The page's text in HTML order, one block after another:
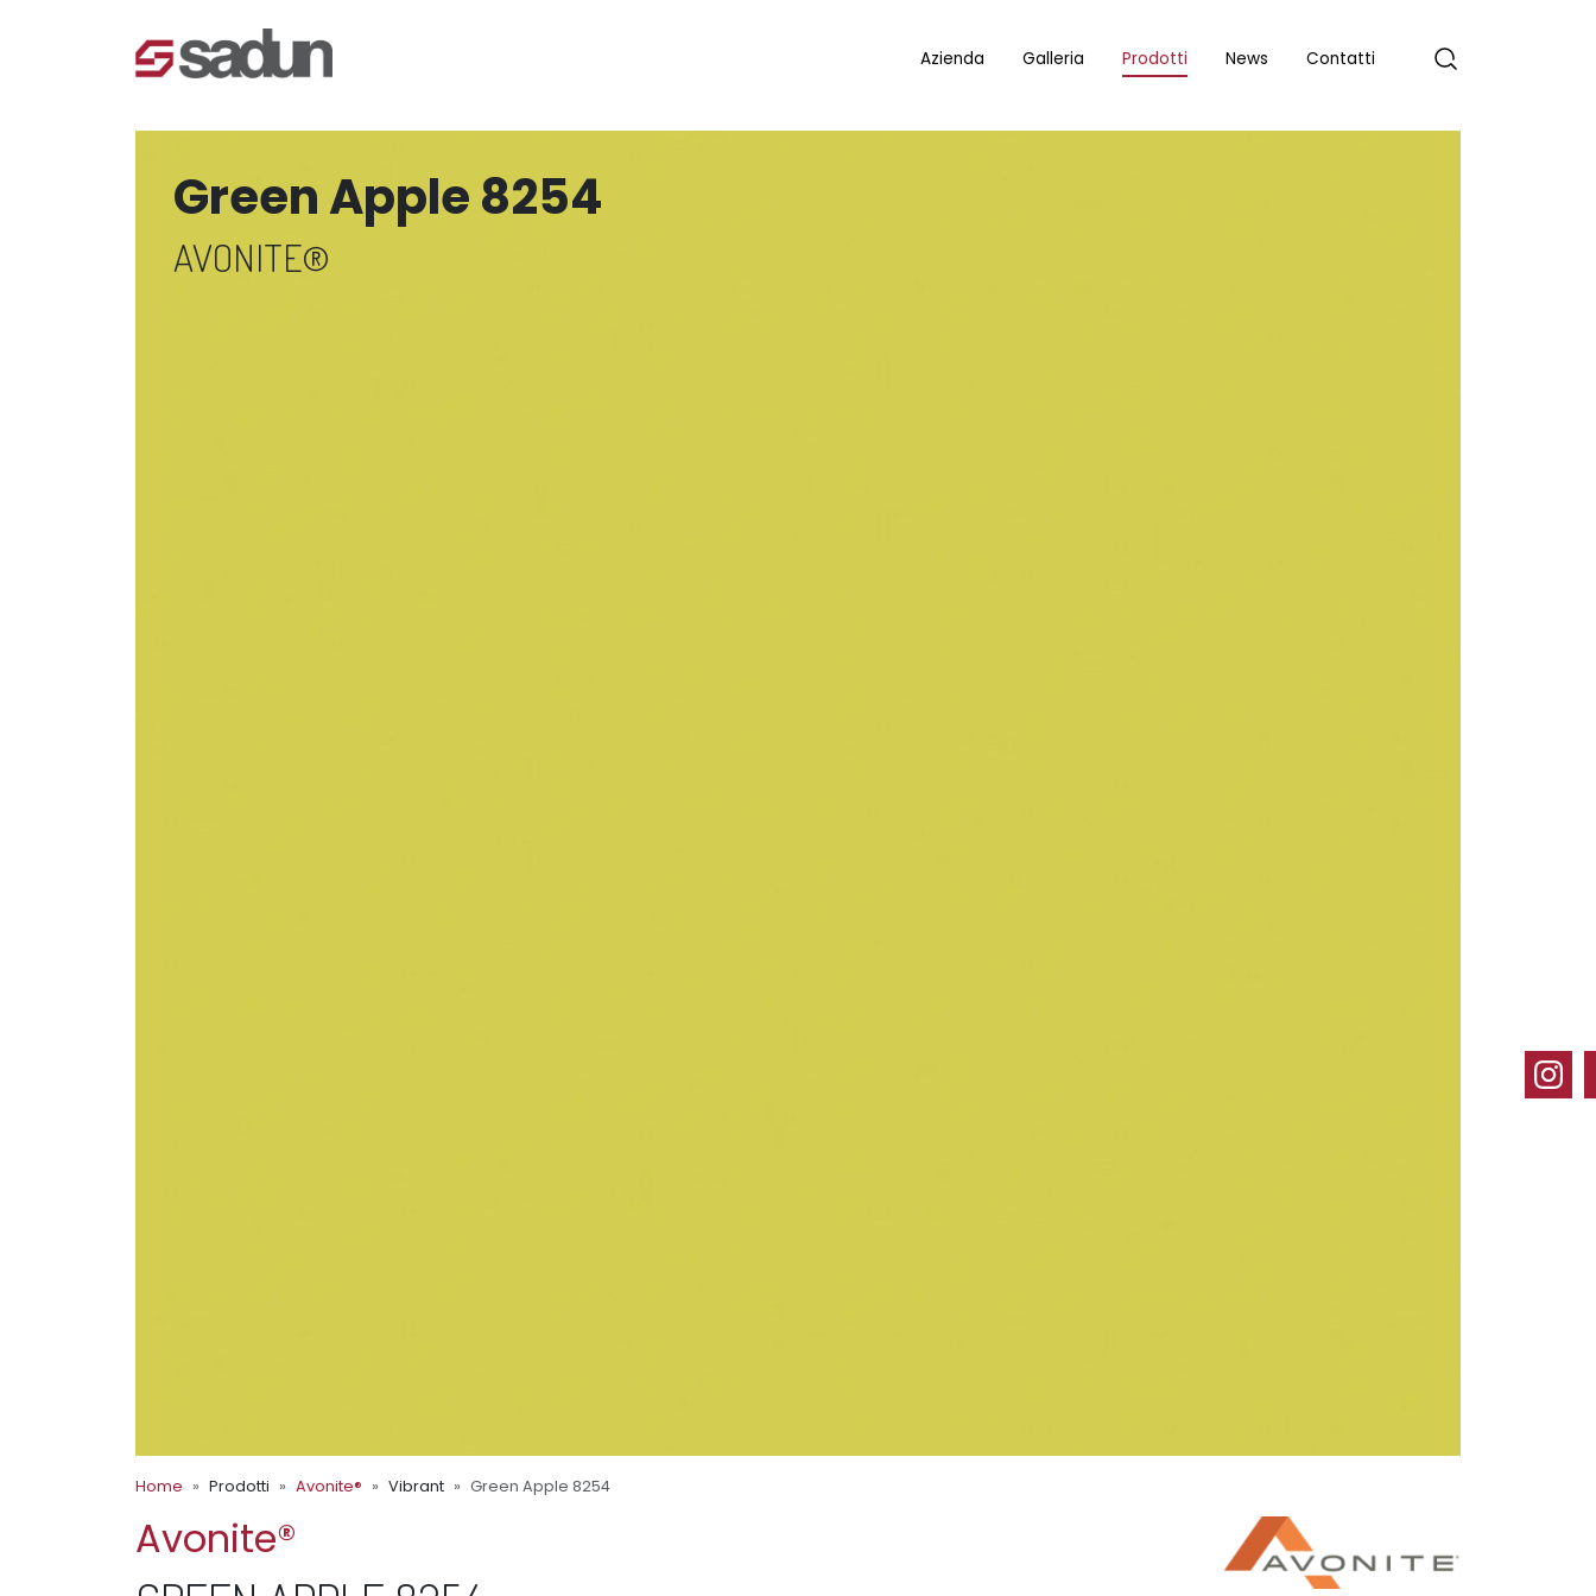
Azienda Galleria Prodotti News Contatti
Green Apple 8254
AVONITE®
Home Prodotti Avonite® Vibrant Green Apple 8254
Avonite®